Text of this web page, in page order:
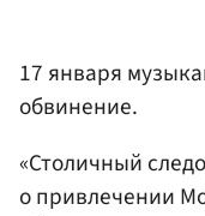
17 января
обвинение.
«Столичный
о привлечении